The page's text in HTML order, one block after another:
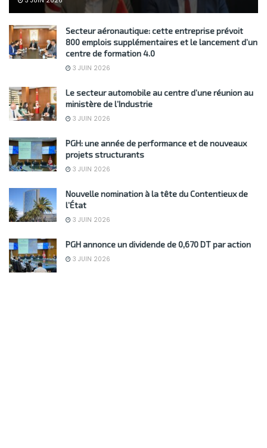
Secteur aéronautique: cette entreprise prévoit
800 emplois supplémentaires et le lancement d’un
centre de formation 4.0
3 JUIN 2026
Le secteur automobile au centre d’une réunion au
ministère de l’Industrie
3 JUIN 2026
PGH: une année de performance et de nouveaux
projets structurants
3 JUIN 2026
Nouvelle nomination à la tête du Contentieux de
l’État
3 JUIN 2026
PGH annonce un dividende de 0,670 DT par action
3 JUIN 2026